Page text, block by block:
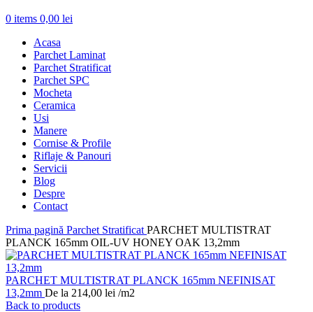
0 items 0,00 lei
Acasa
Parchet Laminat
Parchet Stratificat
Parchet SPC
Mocheta
Ceramica
Usi
Manere
Cornise & Profile
Riflaje & Panouri
Servicii
Blog
Despre
Contact
Prima pagină Parchet Stratificat PARCHET MULTISTRAT
PLANCK 165mm OIL-UV HONEY OAK 13,2mm
PARCHET MULTISTRAT PLANCK 165mm NEFINISAT
13,2mm De la 214,00 lei /m2
Back to products